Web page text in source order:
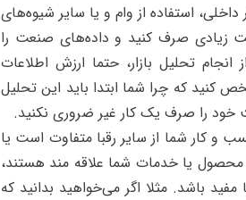
استفاده از وام و یا سایر شیوه‌های
زیادی صرف کنید و داده‌های صنعت را
تحلیل بازار، حتما ارزش اطلاعات
کنید که چرا شما ابتدا باید این تحلیل
خود را صرف یک کار غیر ضروری نکنید.
و کار شما از سایر رقبا متفاوت است یا
محصول یا خدمات شما علاقه مند هستند،
باشد. مثلا اگر می‌خواهید بدانید که